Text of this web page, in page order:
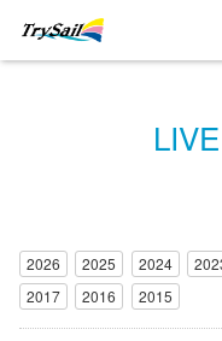
2026 2025 2024
2017
2016 2015